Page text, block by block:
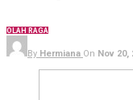
OLAH RAGA
By Hermiana On Nov 20,